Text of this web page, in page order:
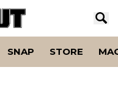
SNAP STORE